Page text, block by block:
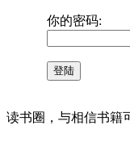
你的密码:
读书圈，与相信书籍